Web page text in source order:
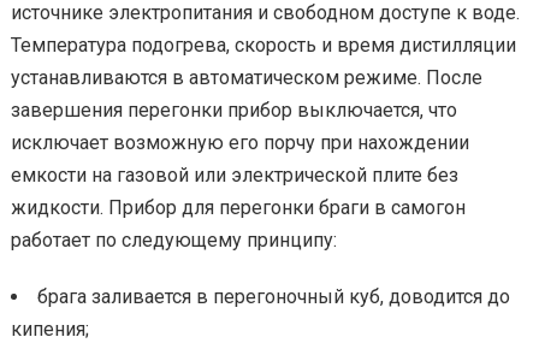
источнике электропитания и свободном доступе к воде.
Температура подогрева, скорость и время дистилляции
устанавливаются в автоматическом режиме. После
завершения перегонки прибор выключается, что
исключает возможную его порчу при нахождении
емкости на газовой или электрической плите без
жидкости. Прибор для перегонки браги в самогон
работает по следующему принципу:
брага заливается в перегоночный куб, доводится до
кипения;